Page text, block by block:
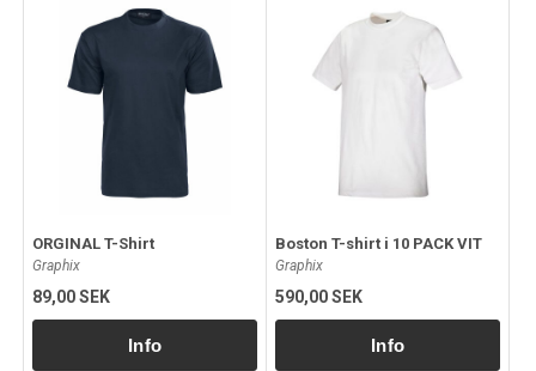
ORGINAL T-Shirt
Graphix
89,00 SEK
Boston T-shirt i 10 PACK VIT
Graphix
590,00 SEK